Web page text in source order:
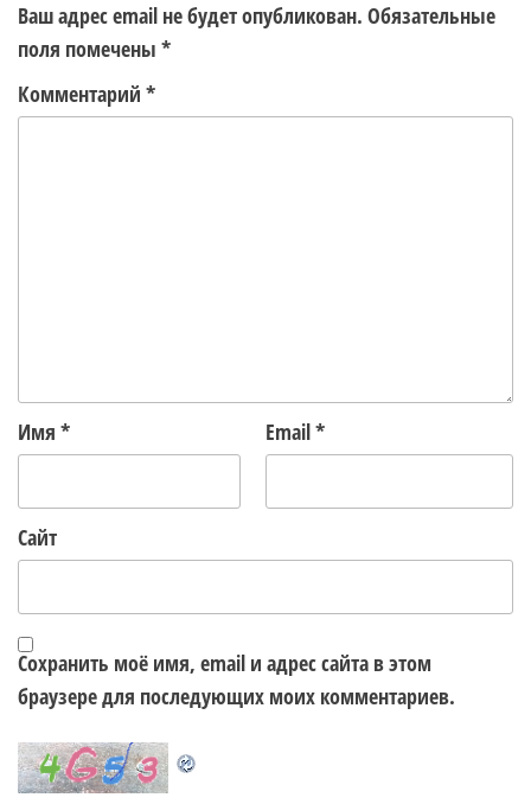
Ваш адрес email не будет опубликован. Обязательные
поля помечены *
Комментарий *
Имя * Email*
Сайт
Сохранить моё имя, email и адрес сайта в этом
браузере для последующих моих комментариев.